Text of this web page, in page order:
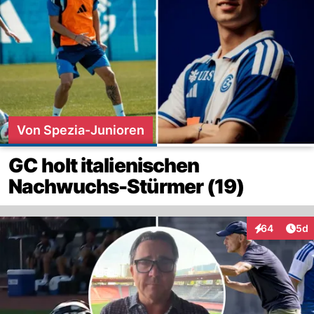
Von Spezia-Junioren
GC holt italienischen
Nachwuchs-Stürmer (19)
64
Interaktionen
5d